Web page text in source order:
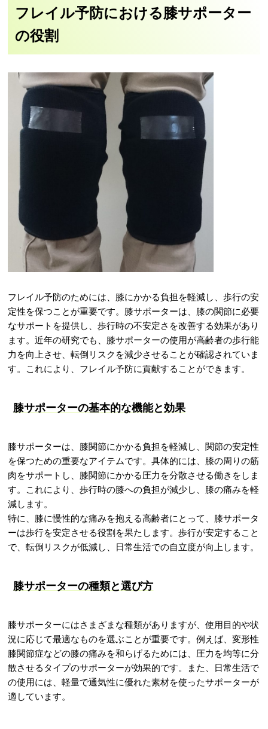
フレイル予防における膝サポーター
の役割
フレイル予防のためには、膝にかかる負担を軽減し、歩行の安
定性を保つことが重要です。膝サポーターは、膝の関節に必要
なサポートを提供し、歩行時の不安定さを改善する効果があり
ます。近年の研究でも、膝サポーターの使用が高齢者の歩行能
力を向上させ、転倒リスクを減少させることが確認されていま
す。これにより、フレイル予防に貢献することができます。
膝サポーターの基本的な機能と効果
膝サポーターは、膝関節にかかる負担を軽減し、関節の安定性
を保つための重要なアイテムです。具体的には、膝の周りの筋
肉をサポートし、膝関節にかかる圧力を分散させる働きをしま
す。これにより、歩行時の膝への負担が減少し、膝の痛みを軽
減します。
特に、膝に慢性的な痛みを抱える高齢者にとって、膝サポータ
ーは歩行を安定させる役割を果たします。歩行が安定すること
で、転倒リスクが低減し、日常生活での自立度が向上します。
膝サポーターの種類と選び方
膝サポーターにはさまざまな種類がありますが、使用目的や状
況に応じて最適なものを選ぶことが重要です。例えば、変形性
膝関節症などの膝の痛みを和らげるためには、圧力を均等に分
散させるタイプのサポーターが効果的です。また、日常生活で
の使用には、軽量で通気性に優れた素材を使ったサポーターが
適しています。